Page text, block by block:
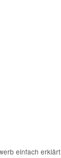
einfach erklärt